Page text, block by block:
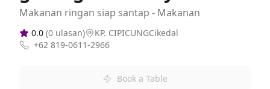
Makanan ringan siap santap - Makanan
0.0 (0 ulasan)
KP. CIPICUNGCikedal
+62 819-0611-2966
Book a Table